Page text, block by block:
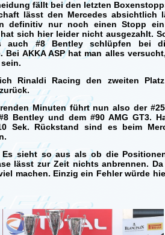
fällt bei den letzten
lässt den Mercedes absichtlich
definitiv nur noch einen Stopp
sich hier leider nicht ausgezahlt.
auch #8 Bentley schlüpfen bei
Bei AKKA ASP hat man alles
Rinaldi Racing den zweiten
Minuten führt nun also der
Bentley und dem #90 AMG GT3.
Sek. Rückstand sind es beim
Es sieht so aus als ob die
lässt zur Zeit nichts anbrennen.
machen. Einzig ein Fehler würde